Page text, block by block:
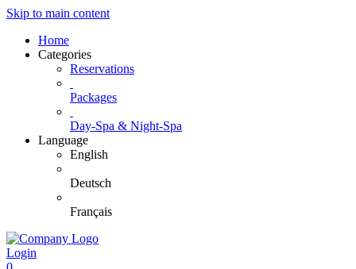
Skip to main content
Home
Categories
Reservations
Packages
Day-Spa & Night-Spa
Language
English
Deutsch
Français
Login